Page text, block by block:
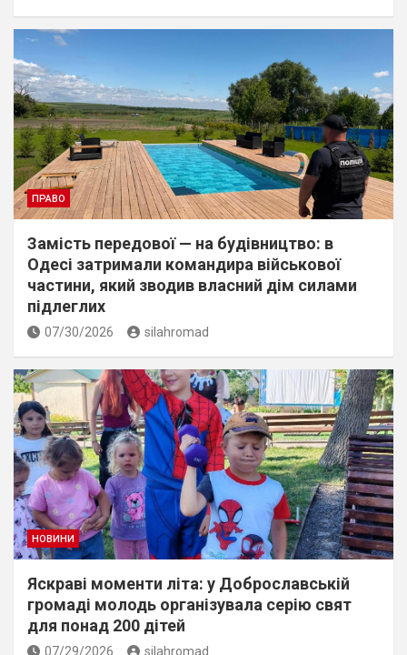
ПРАВО
Замість передової — на будівництво: в
Одесі затримали командира військової
частини, який зводив власний дім силами
підлеглих
07/30/2026 silahromad
НОВИНИ
Яскраві моменти літа: у Доброславській
громаді молодь організувала серію свят
для понад 200 дітей
07/29/2026 silahromad